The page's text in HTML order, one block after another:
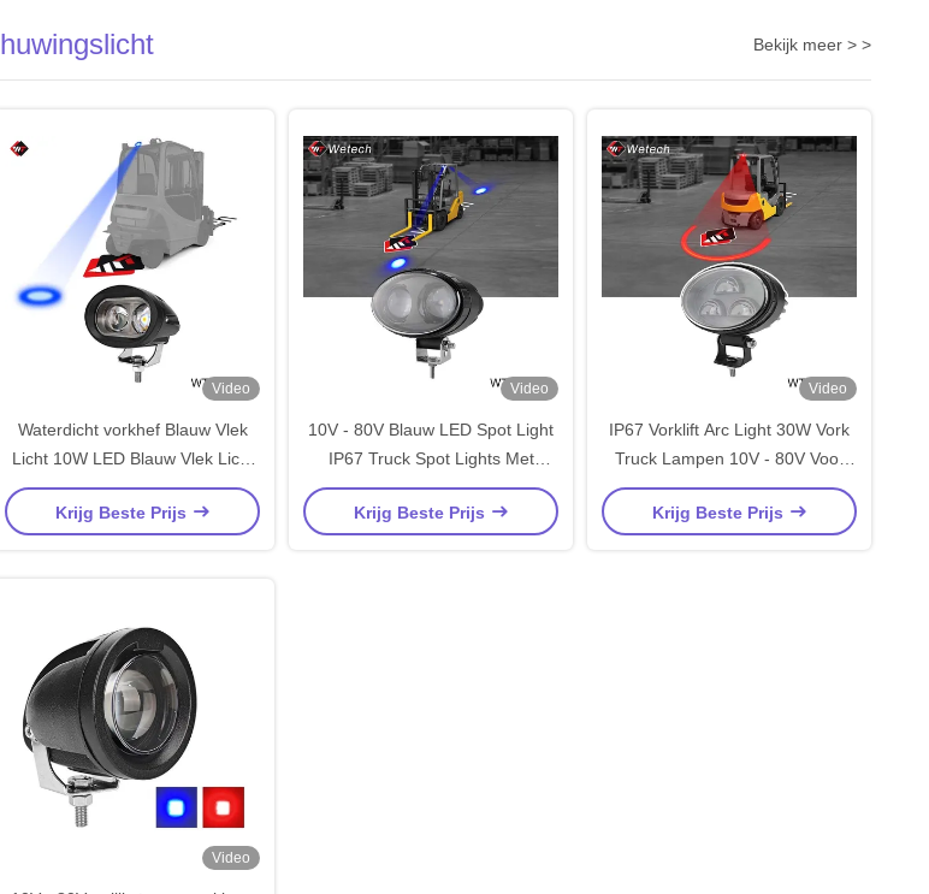
Bekijk meer > >
Video
Waterdicht vorkhef Blauw Vlek
Licht 10W LED Blauw Vlek Licht
10V - 80V Met gegoten
aluminium behuizing
Krijg Beste Prijs
Video
10V - 80V Blauw LED Spot Light
IP67 Truck Spot Lights Met
Montagebeugel van roestvrij
staal
Krijg Beste Prijs
Video
IP67 Vorklift Arc Light 30W Vork
Truck Lampen 10V - 80V Voor
voetgangersveiligheid En Vorklift
Zone
Krijg Beste Prijs
Video